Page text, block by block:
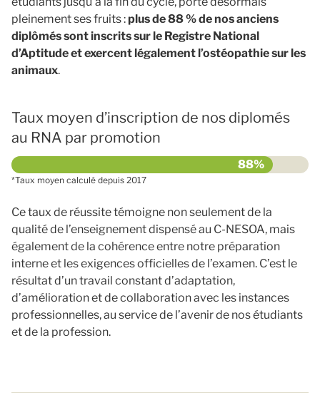
pleinement ses fruits : plus de 88 % de nos anciens
diplômés sont inscrits sur le Registre National
d’Aptitude et exercent légalement l’ostéopathie sur les
animaux.
Taux moyen d’inscription de nos diplomés
au RNA par promotion
*Taux moyen calculé depuis 2017
Ce taux de réussite témoigne non seulement de la
qualité de l’enseignement dispensé au C-NESOA, mais
également de la cohérence entre notre préparation
interne et les exigences officielles de l’examen. C’est le
résultat d’un travail constant d’adaptation,
d’amélioration et de collaboration avec les instances
professionnelles, au service de l’avenir de nos étudiants
et de la profession.